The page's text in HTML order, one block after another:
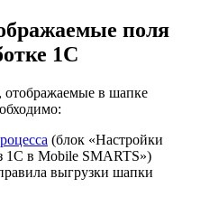
поля
1С
отображаемые в шапке
(блок «Настройки
1С в Mobile SMARTS»)
выгрузки шапки